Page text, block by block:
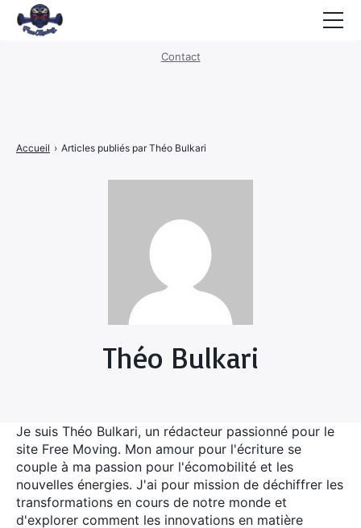
Théo Bulkari
Je suis Théo Bulkari, un rédacteur passionné pour le
site Free Moving. Mon amour pour l'écriture se
couple à ma passion pour l'écomobilité et les
nouvelles énergies. J'ai pour mission de déchiffrer les
transformations en cours de notre monde et
d'explorer comment les innovations en matière
Accueil › Articles publiés par Théo Bulkari
Contact